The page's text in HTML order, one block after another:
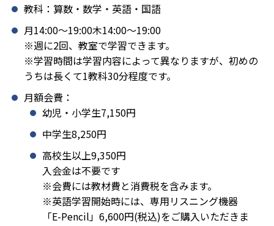
教科：算数・数学・英語・国語
月14:00〜19:00木14:00〜19:00
※週に2回、教室で学習できます。
※学習時間は学習内容によって異なりますが、初めの
うちは長くて1教科30分程度です。
月額会費：
幼児・小学生7,150円
中学生8,250円
高校生以上9,350円
入会金は不要です
※会費には教材費と消費税を含みます。
※英語学習開始時には、専用リスニング機器
「E-Pencil」6,600円(税込)をご購入いただきま